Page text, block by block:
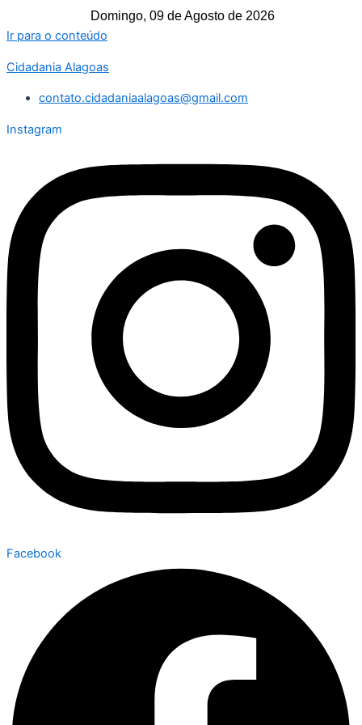
Domingo, 09 de Agosto de 2026
Ir para o conteúdo
Cidadania Alagoas
contato.cidadaniaalagoas@gmail.com
Instagram
Facebook